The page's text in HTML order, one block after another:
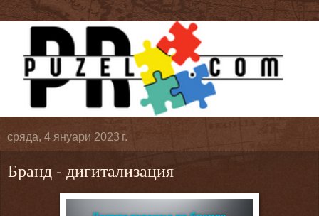
сряда, 4 януари 2023 г.
Бранд - дигитализация